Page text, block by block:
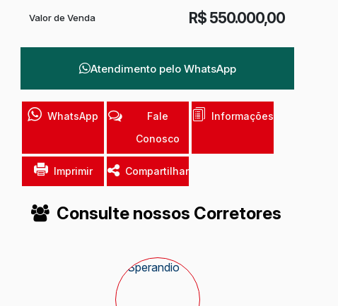
R$ 550.000,00
Valor de Venda
Atendimento pelo WhatsApp
WhatsApp
Fale
Conosco
Informações
Imprimir Compartilhar
Consulte nossos Corretores